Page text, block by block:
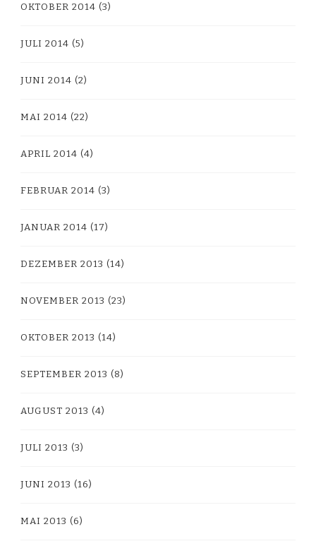
OKTOBER 2014 (3)
JULI 2014 (5)
JUNI 2014 (2)
MAI 2014 (22)
APRIL 2014 (4)
FEBRUAR 2014 (3)
JANUAR 2014 (17)
DEZEMBER 2013 (14)
NOVEMBER 2013 (23)
OKTOBER 2013 (14)
SEPTEMBER 2013 (8)
AUGUST 2013 (4)
JULI 2013 (3)
JUNI 2013 (16)
MAI 2013 (6)